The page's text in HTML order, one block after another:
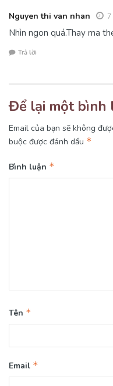
Nguyen thi van nhan
Nhìn ngon quá.Thay ma
Trả lời
Để lại một bình
Email của bạn sẽ không
buộc được đánh dấu *
Bình luận *
Tên *
Email *